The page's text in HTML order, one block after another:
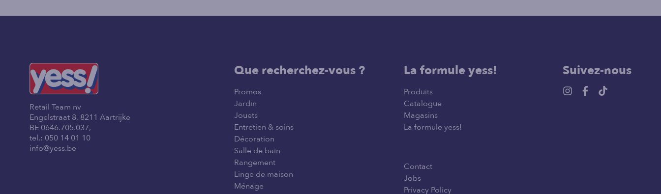
Retail Team nv
Engelstraat 8, 8211 Aartrijke
BE 0646.705.037,
tel.: 050 14 01 10
info@yess.be
Que recherchez-vous ?
Promos
Jardin
Jouets
Entretien & soins
Décoration
Salle de bain
Rangement
Linge de maison
Ménage
La formule yess!
Produits
Catalogue
Magasins
La formule yess!
Contact
Jobs
Privacy Policy
Suivez-nous